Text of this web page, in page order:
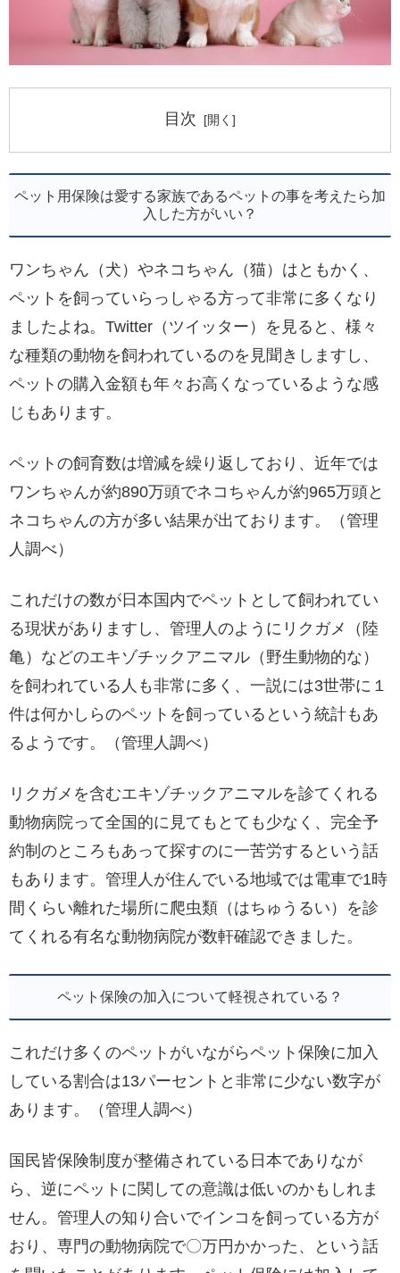
目次
ペット用保険は愛する家族であるペットの事を考えたら加
入した方がいい？
ワンちゃん（犬）やネコちゃん（猫）はともかく、
ペットを飼っていらっしゃる方って非常に多くなり
ましたよね。Twitter（ツイッター）を見ると、様々
な種類の動物を飼われているのを見聞きしますし、
ペットの購入金額も年々お高くなっているような感
じもあります。
ペットの飼育数は増減を繰り返しており、近年では
ワンちゃんが約890万頭でネコちゃんが約965万頭と
ネコちゃんの方が多い結果が出ております。（管理
人調べ）
これだけの数が日本国内でペットとして飼われてい
る現状がありますし、管理人のようにリクガメ（陸
亀）などのエキゾチックアニマル（野生動物的な）
を飼われている人も非常に多く、一説には3世帯に１
件は何かしらのペットを飼っているという統計もあ
るようです。（管理人調べ）
リクガメを含むエキゾチックアニマルを診てくれる
動物病院って全国的に見てもとても少なく、完全予
約制のところもあって探すのに一苦労するという話
もあります。管理人が住んでいる地域では電車で1時
間くらい離れた場所に爬虫類（はちゅうるい）を診
てくれる有名な動物病院が数軒確認できました。
ペット保険の加入について軽視されている？
これだけ多くのペットがいながらペット保険に加入
している割合は13パーセントと非常に少ない数字が
あります。（管理人調べ）
国民皆保険制度が整備されている日本でありなが
ら、逆にペットに関しての意識は低いのかもしれま
せん。管理人の知り合いでインコを飼っている方が
おり、専門の動物病院で〇万円かかった、という話